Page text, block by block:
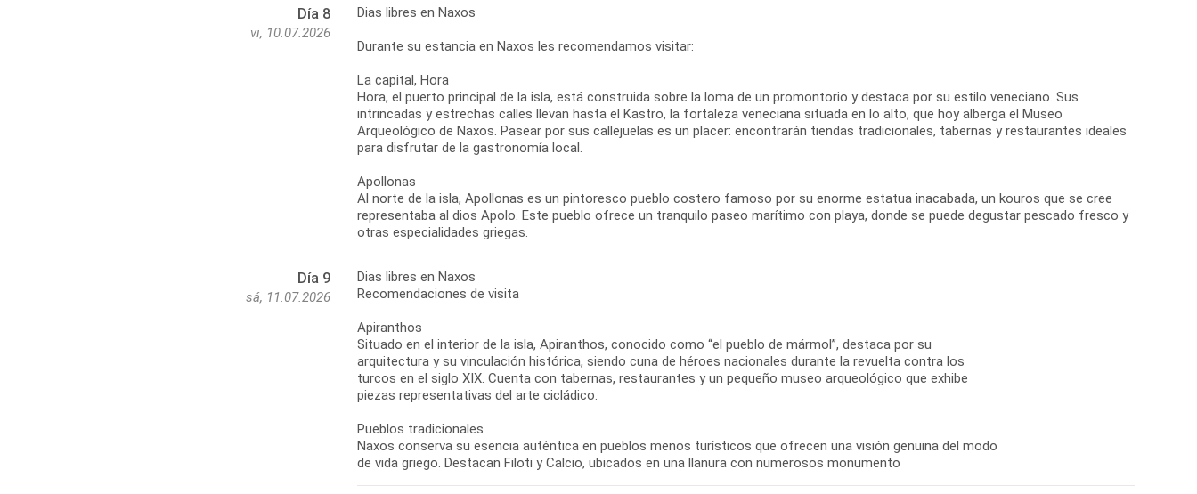
Día 8
vi, 10.07.2026
Dias libres en Naxos
Durante su estancia en Naxos les recomendamos visitar:
La capital, Hora
Hora, el puerto principal de la isla, está construida sobre la loma de un promontorio y destaca por su estilo veneciano. Sus
intrincadas y estrechas calles llevan hasta el Kastro, la fortaleza veneciana situada en lo alto, que hoy alberga el Museo
Arqueológico de Naxos. Pasear por sus callejuelas es un placer: encontrarán tiendas tradicionales, tabernas y restaurantes ideales
para disfrutar de la gastronomía local.
Apollonas
Al norte de la isla, Apollonas es un pintoresco pueblo costero famoso por su enorme estatua inacabada, un kouros que se cree
representaba al dios Apolo. Este pueblo ofrece un tranquilo paseo marítimo con playa, donde se puede degustar pescado fresco y
Día 9
sá, 11.07.2026
Dias libres en Naxos
Recomendaciones de visita
Apiranthos
Situado en el interior de la isla, Apiranthos, conocido como “el pueblo de mármol”, destaca por su
arquitectura y su vinculación histórica, siendo cuna de héroes nacionales durante la revuelta contra los
turcos en el siglo XIX. Cuenta con tabernas, restaurantes y un pequeño museo arqueológico que exhibe
piezas representativas del arte cicládico.
Pueblos tradicionales
Naxos conserva su esencia auténtica en pueblos menos turísticos que ofrecen una visión genuina del modo
de vida griego. Destacan Filoti y Calcio, ubicados en una llanura con numerosos monumento